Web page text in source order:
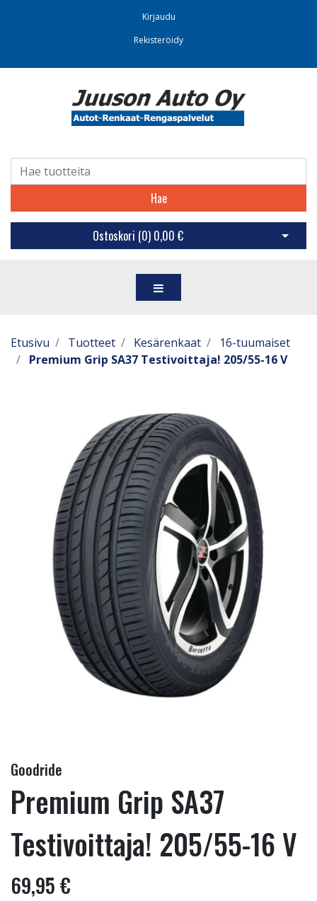
Kirjaudu
Rekisteröidy
Hae
Ostoskori (0) 0,00 € Avaa
Etusivu Tuotteet Kesärenkaat
16-tuumaiset
Premium Grip SA37 Testivoittaja! 205/55-16 V
Goodride
Premium Grip SA37
Testivoittaja! 205/55-16 V
69,95 €